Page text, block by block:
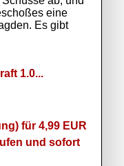
eine
Es gibt
1.0...
für 4,99 EUR
und sofort